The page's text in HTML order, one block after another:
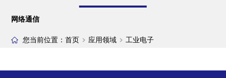
网络通信
您当前位置：首页 应用领域 工业电子